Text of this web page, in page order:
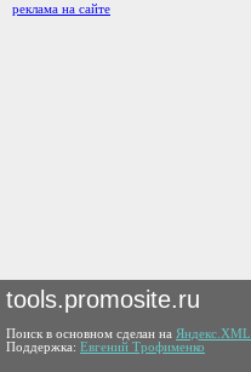
реклама на сайте
tools.promosite.ru
Поиск в основном сделан на Яндекс.XML
Поддержка: Евгений Трофименко